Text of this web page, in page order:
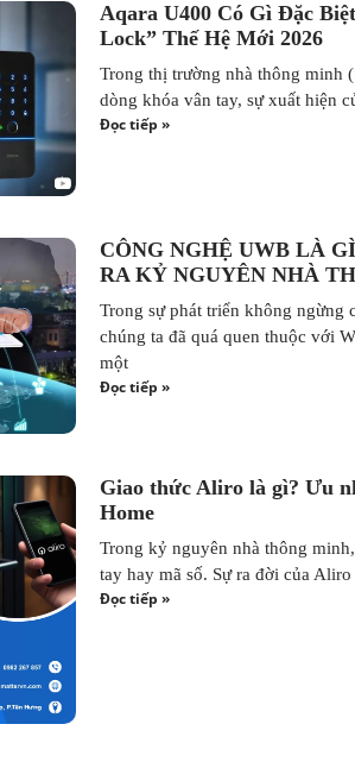
Aqara U400 Có Gì Đặc
Lock” Thế Hệ Mới 2026
Trong thị trường nhà thông minh
dòng khóa vân tay, sự xuất hiện
Đọc tiếp »
CÔNG NGHỆ UWB LÀ
RA KỶ NGUYÊN NHÀ
Trong sự phát triển không ngừng
chúng ta đã quá quen thuộc với
một
Đọc tiếp »
Giao thức Aliro là gì? Ưu
Home
Trong kỷ nguyên nhà thông
tay hay mã số. Sự ra đời của
Đọc tiếp »